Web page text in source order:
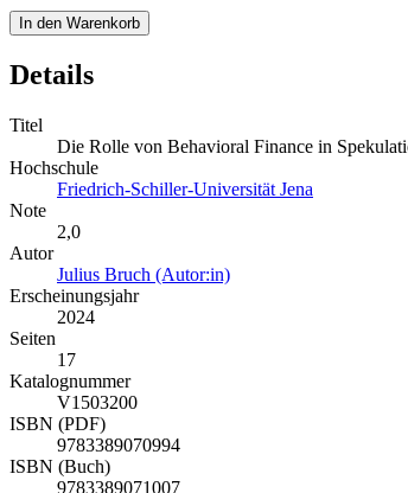
In den Warenkorb
Details
Titel
Die Rolle von Behavioral Finance in
Hochschule
Friedrich-Schiller-Universität Jena
Note
2,0
Autor
Julius Bruch (Autor:in)
Erscheinungsjahr
2024
Seiten
17
Katalognummer
V1503200
ISBN (PDF)
9783389070994
ISBN (Buch)
9783389071007